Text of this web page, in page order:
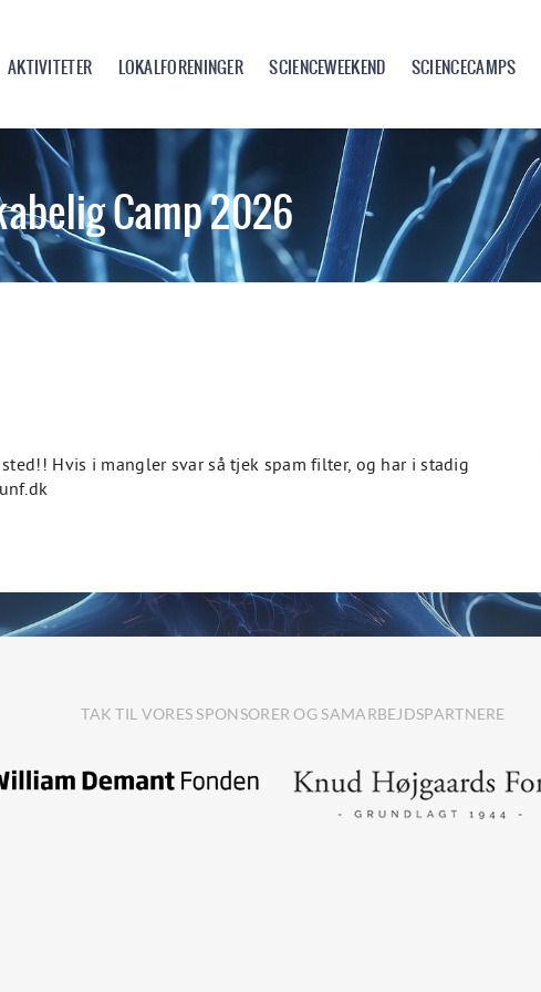
AKTIVITETER LOKALFORENINGER SCIENCEWEEKEND SCIENCECAMPS
Camp 2026
Hvis i mangler svar så tjek spam filter, og har i stadig
TAK TIL VORES SPONSORER OG SAMARBEJDSPARTNERE